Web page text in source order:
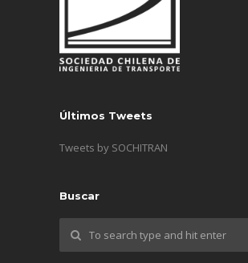
Últimos Tweets
Tweets by SOCHITRAN
Buscar